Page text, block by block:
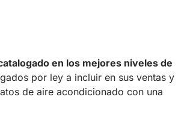
en los mejores niveles de
por ley a incluir en sus ventas y
de aire acondicionado con una